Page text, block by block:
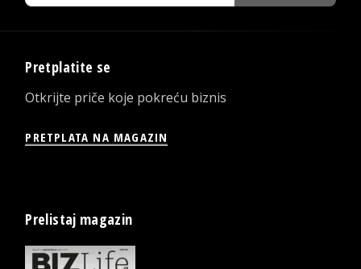
Pretplatite se
Otkrijte priče koje pokreću biznis
PRETPLATA NA MAGAZIN
Prelistaj magazin